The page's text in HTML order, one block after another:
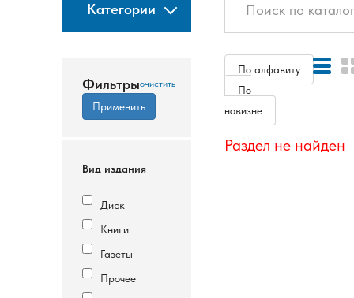
Категории
Фильтры
Вид издания
Диск
Книги
Газеты
Прочее
По алфавиту
По
новизне
Раздел не найден